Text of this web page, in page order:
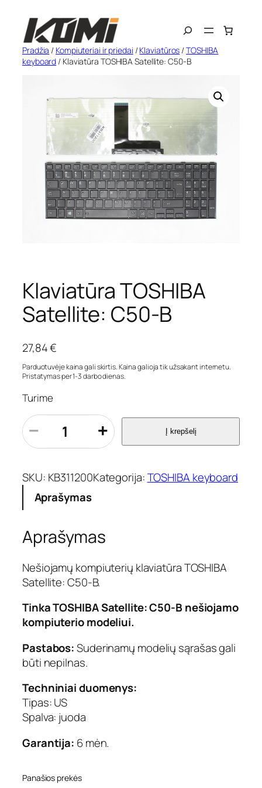
turinio
Search
Pradžia / Kompiuteriai ir priedai /Klaviatūros /TOSHIBA
keyboard / Klaviatūra TOSHIBA Satellite: C50-B
Klaviatūra TOSHIBA
Satellite: C50-B
27,84€
Parduotuvėje kaina gali skirtis. Kaina galioja tik užsakant internetu.
Pristatymas per 1-3 darbo dienas.
Turime
p
r
o
u
k
o
i
k
i
s
:
K
l
v
i
t
ū
r
T
H
− + Į krepšelį
SKU: KB311200Kategorija:TOSHIBA keyboard
Aprašymas
Aprašymas
Nešiojamų kompiuterių klaviatūra TOSHIBA
Satellite: C50-B.
Tinka TOSHIBA Satellite: C50-B nešiojamo
kompiuterio modeliui.
Pastabos:Suderinamų modelių sąrašas gali
būti nepilnas.
Techniniai duomenys:
Tipas: US
Spalva: juoda
Garantija: 6 mėn.
Panašios prekės